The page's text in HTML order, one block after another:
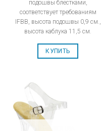
подошвы блестками,
соответствует требованиям
IFBB, высота подошвы 0,9 см.,
высота каблука 11,5 см.
КУПИТЬ